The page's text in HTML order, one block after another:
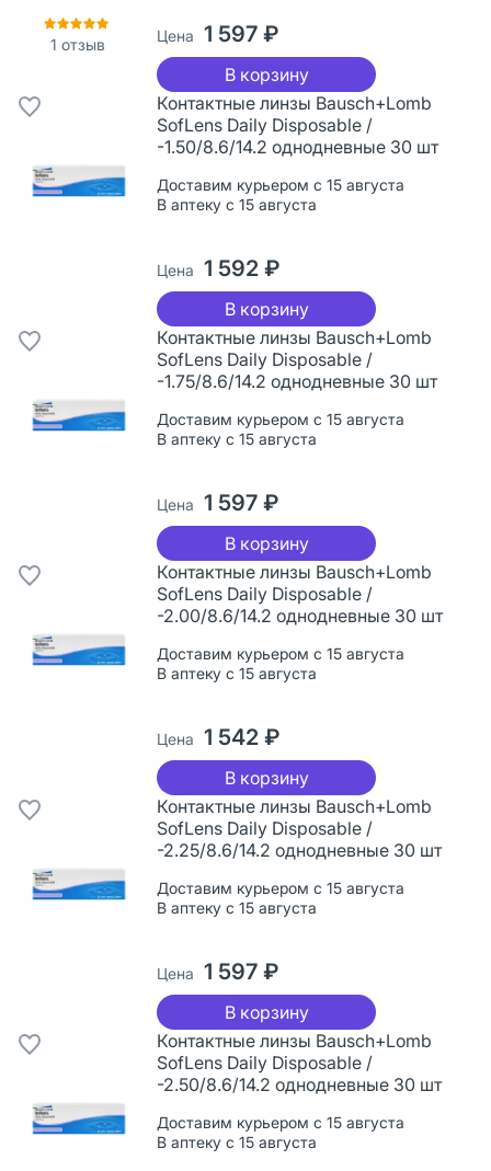
1 отзыв Цена 1 597 ₽
В корзину
Контактные линзы Bausch+Lomb
SofLens Daily Disposable /
-1.50/8.6/14.2 однодневные 30 шт
Доставим курьером с 15 августа
В аптеку с 15 августа
Цена 1 592 ₽
В корзину
Контактные линзы Bausch+Lomb
SofLens Daily Disposable /
-1.75/8.6/14.2 однодневные 30 шт
Доставим курьером с 15 августа
В аптеку с 15 августа
Цена 1 597 ₽
В корзину
Контактные линзы Bausch+Lomb
SofLens Daily Disposable /
-2.00/8.6/14.2 однодневные 30 шт
Доставим курьером с 15 августа
В аптеку с 15 августа
Цена 1 542 ₽
В корзину
Контактные линзы Bausch+Lomb
SofLens Daily Disposable /
-2.25/8.6/14.2 однодневные 30 шт
Доставим курьером с 15 августа
В аптеку с 15 августа
Цена 1 597 ₽
В корзину
Контактные линзы Bausch+Lomb
SofLens Daily Disposable /
-2.50/8.6/14.2 однодневные 30 шт
Доставим курьером с 15 августа
В аптеку с 15 августа